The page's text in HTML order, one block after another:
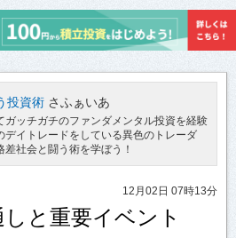
投資術 さふぁいあ
ガッチガチのファンダメンタル投資を経験
デイトレードをしている異色のトレーダ
差社会と闘う術を学ぼう！
12月02日 07時13分
と重要イベント